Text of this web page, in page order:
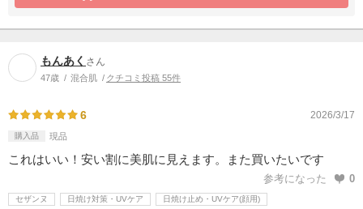
もんあく さん
47歳 混合肌 クチコミ投稿 55件
6 2026/3/17
購入品 現品
これはいい！安い割に美肌に見えます。また買いたいです
参考になった 0
セザンヌ 日焼け対策・UVケア 日焼け止め・UVケア(顔用)